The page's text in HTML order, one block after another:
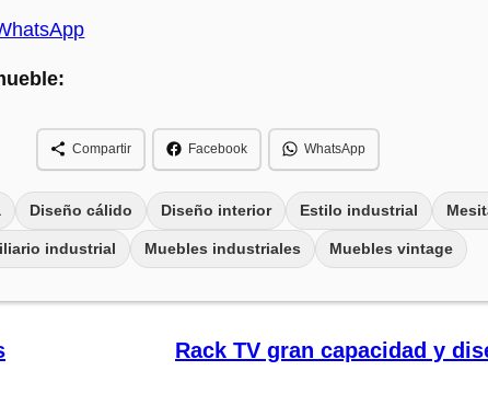
Compartir Facebook WhatsApp
Diseño cálido Diseño interior Estilo industrial
industrial Muebles industriales Muebles vintage
Rack TV gran capacidad y